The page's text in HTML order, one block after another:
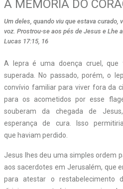
A MEMÓRIA DO
Um deles, quando viu que estava curado,
voz. Prostrou-se aos pés de Jesus e Lhe
Lucas 17:15, 16
A lepra é uma doença cruel,
superada. No passado, porém, o
convívio familiar para viver fora da
para os acometidos por esse
souberam da chegada de
esperança de cura. Isso
que haviam perdido.
Jesus lhes deu uma simples ordem
aos sacerdotes em Jerusalém, que
para atestar o restabelecimento